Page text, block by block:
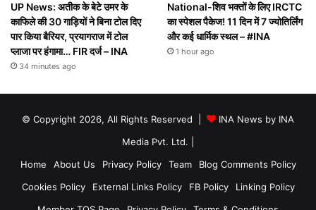
UP News: अतीक के बेटे उमर के
काफिले की 30 गाड़ियों ने बिना टोल दिए
पार किया बैरियर, प्रयागराज में टोल
प्लाजा पर हंगामा… FIR दर्ज – INA
34 minutes ago
National-शिव भक्तों के लिए IRCTC
का स्पेशल पैकेज! 11 दिन में 7 ज्योतिर्लिंग
और कई धार्मिक स्थल – #INA
1 hour ago
© Copyright 2026, All Rights Reserved |
INA News by INA
Media Pvt. Ltd.
Home
About Us Privacy Policy Team
Blog Comments Policy
Cookies Policy
External Links Policy FB Policy
Linking Policy